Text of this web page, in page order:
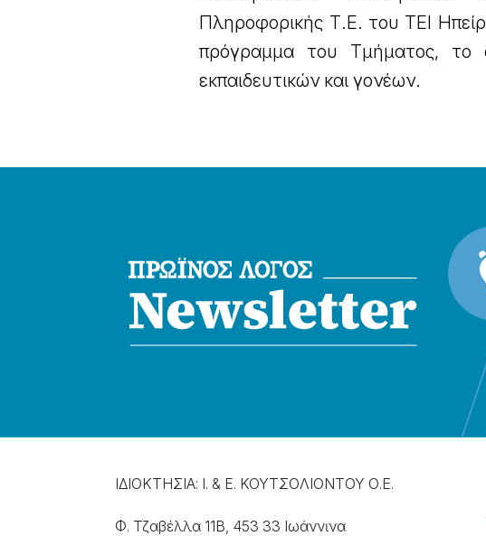
Πληροφορικής Τ.Ε. του ΤΕΙ
πρόγραμμα του Τμήματος, το
εκπαιδευτικών και γονέων.
ΙΔΙΟΚΤΗΣΙΑ: Ι. & Ε. ΚΟΥΤΣΟΛΙΟΝΤΟΥ Ο.Ε.
Φ. Τζαβέλλα 11Β, 453 33 Ιωάννɩνα